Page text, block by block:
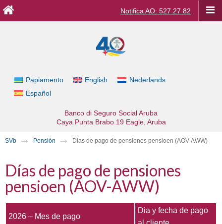
Notifica AO: 527 27 82
Papiamento English
Nederlands
Español
Banco di Seguro Social Aruba
Caya Punta Brabo 19 Eagle, Aruba
SVb Pensión Días de pago de pensiones pensioen (AOV-AWW)
Días de pago de pensiones
pensioen (AOV-AWW)
2026 – Mes de pago
Dia y fecha de pago